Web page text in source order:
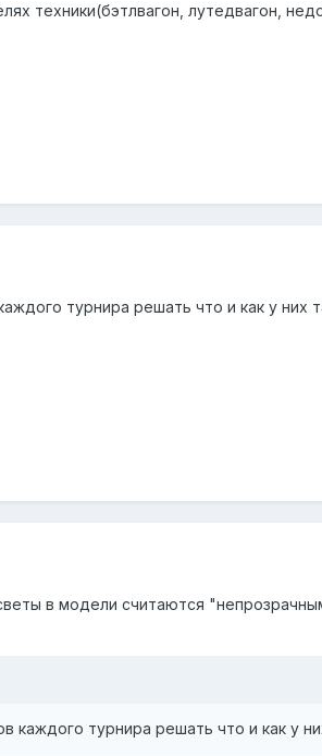
техники(бэтлвагон, лутедвагон,
турнира решать что и как у них
в модели считаются
каждого турнира решать что и как у